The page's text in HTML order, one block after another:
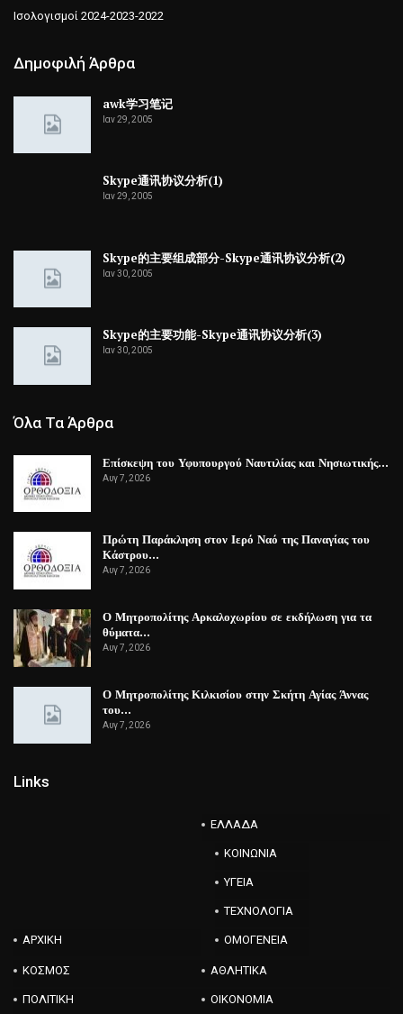
Ισολογισμοί 2024-2023-2022
Δημοφιλή Άρθρα
awk学习笔记
Ιαν 29, 2005
Skype通讯协议分析(1)
Ιαν 29, 2005
Skype的主要组成部分-Skype通讯协议分析(2)
Ιαν 30, 2005
Skype的主要功能-Skype通讯协议分析(3)
Ιαν 30, 2005
Όλα Τα Άρθρα
Επίσκεψη του Υφυπουργού Ναυτιλίας και Νησιωτικής…
Αυγ 7, 2026
Πρώτη Παράκληση στον Ιερό Ναό της Παναγίας του
Κάστρου…
Αυγ 7, 2026
Ο Μητροπολίτης Αρκαλοχωρίου σε εκδήλωση για τα
θύματα…
Αυγ 7, 2026
Ο Μητροπολίτης Κιλκισίου στην Σκήτη Αγίας Άννας
του…
Αυγ 7, 2026
Links
ΑΡΧΙΚΗ
ΕΛΛΑΔΑ
ΚΟΙΝΩΝΙΑ
ΥΓΕΙΑ
ΤΕΧΝΟΛΟΓΙΑ
ΟΜΟΓΕΝΕΙΑ
ΚΟΣΜΟΣ ΑΘΛΗΤΙΚΑ
ΠΟΛΙΤΙΚΗ ΟΙΚΟΝΟΜΙΑ